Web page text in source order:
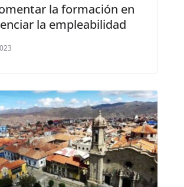
la formación en
la empleabilidad